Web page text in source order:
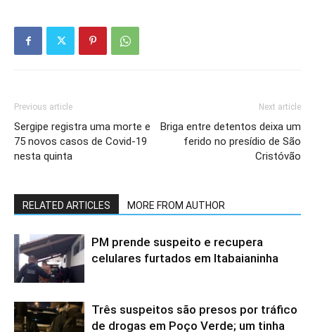
Previous article
Sergipe registra uma morte e
75 novos casos de Covid-19
nesta quinta
Next article
Briga entre detentos deixa um
ferido no presídio de São
Cristóvão
RELATED ARTICLES MORE FROM AUTHOR
PM prende suspeito e recupera
celulares furtados em Itabaianinha
Três suspeitos são presos por tráfico
de drogas em Poço Verde; um tinha